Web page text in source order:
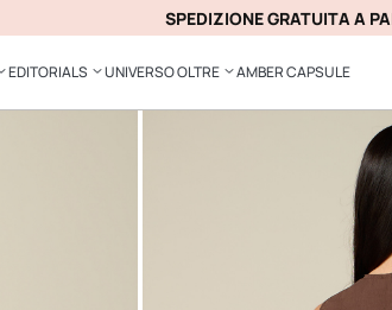
SPEDIZIONE GRATUITA A
EDITORIALS UNIVERSO OLTRE AMBER CAPSULE